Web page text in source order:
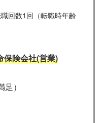
回数1回（転職時年齢
保険会社(営業)
足）